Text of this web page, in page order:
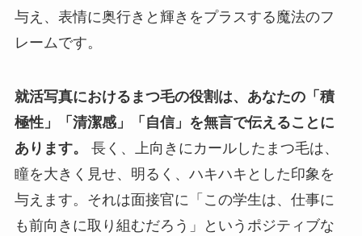
与え、表情に奥行きと輝きをプラスする魔法のフ
レームです。
就活写真におけるまつ毛の役割は、あなたの「積
極性」「清潔感」「自信」を無言で伝えることに
あります。
長く、上向きにカールしたまつ毛は、
瞳を大きく見せ、明るく、ハキハキとした印象を
与えます。それは面接官に「この学生は、仕事に
も前向きに取り組むだろう」というポジティブな